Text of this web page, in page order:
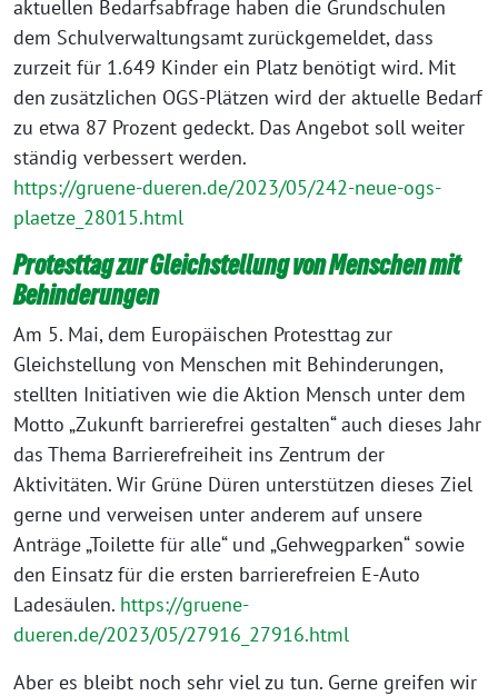
aktuellen Bedarfsabfrage haben die Grundschulen
dem Schulverwaltungsamt zurückgemeldet, dass
zurzeit für 1.649 Kinder ein Platz benötigt wird. Mit
den zusätzlichen OGS-Plätzen wird der aktuelle Bedarf
zu etwa 87 Prozent gedeckt. Das Angebot soll weiter
ständig verbessert werden.
https://gruene-dueren.de/2023/05/242-neue-ogs-
plaetze_28015.html
Protesttag zur Gleichstellung von Menschen mit
Behinderungen
Am 5. Mai, dem Europäischen Protesttag zur
Gleichstellung von Menschen mit Behinderungen,
stellten Initiativen wie die Aktion Mensch unter dem
Motto „Zukunft barrierefrei gestalten“ auch dieses Jahr
das Thema Barrierefreiheit ins Zentrum der
Aktivitäten. Wir Grüne Düren unterstützen dieses Ziel
gerne und verweisen unter anderem auf unsere
Anträge „Toilette für alle“ und „Gehwegparken“ sowie
den Einsatz für die ersten barrierefreien E-Auto
Ladesäulen. https://gruene-
dueren.de/2023/05/27916_27916.html
Aber es bleibt noch sehr viel zu tun. Gerne greifen wir